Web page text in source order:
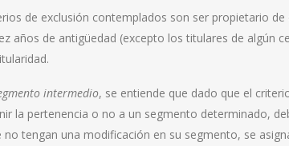
de exclusión contemplados son ser propietario
años de antigüedad (excepto los titulares de algún
intermedio, se entiende que dado que el
la pertenencia o no a un segmento determinado,
tengan una modificación en su segmento, se